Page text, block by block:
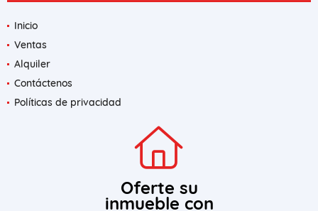
Inicio
Ventas
Alquiler
Contáctenos
Políticas de privacidad
Oferte su
inmueble con